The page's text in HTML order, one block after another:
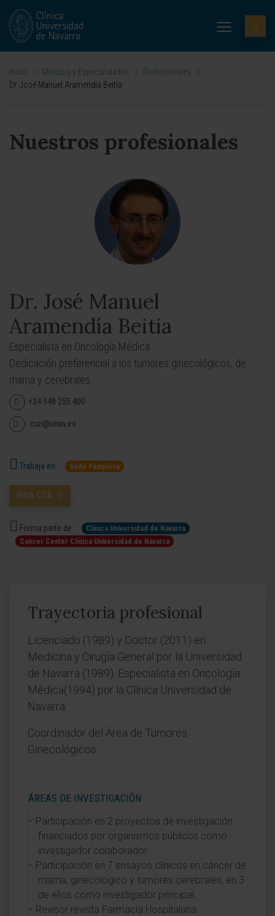
Inicio > Médicos y Especialidades > Profesionales
>
Dr. José Manuel Aramendía Beitia
Nuestros profesionales
Dr. José Manuel
Aramendía Beitia
Especialista en Oncología Médica
Dedicación preferencial a los tumores ginecológicos, de
mama y cerebrales.
+34 948 255 400
cun@unav.es
Trabaja en: Sede Pamplona
PIDA CITA
Forma parte de:
Clínica Universidad de Navarra
Cancer Center Clínica Universidad de Navarra
Trayectoria profesional
Licenciado (1989) y Doctor (2011) en
Medicina y Cirugía General por la Universidad
de Navarra (1989). Especialista en Oncología
Médica(1994) por la Clínica Universidad de
Navarra.
Coordinador del Área de Tumores
Ginecológicos.
ÁREAS DE INVESTIGACIÓN
Participación en 2 proyectos de investigación
financiados por organismos públicos como
investigador colaborador.
Participación en 7 ensayos clínicos en cáncer de
mama, ginecológico y tumores cerebrales, en 3
de ellos como investigador principal.
Revisor revista Farmacia Hospitalaria.